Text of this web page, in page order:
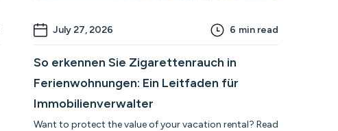
July 27, 2026 6 min read
So erkennen Sie Zigarettenrauch in
Ferienwohnungen: Ein Leitfaden für
Immobilienverwalter
Want to protect the value of your vacation rental? Read